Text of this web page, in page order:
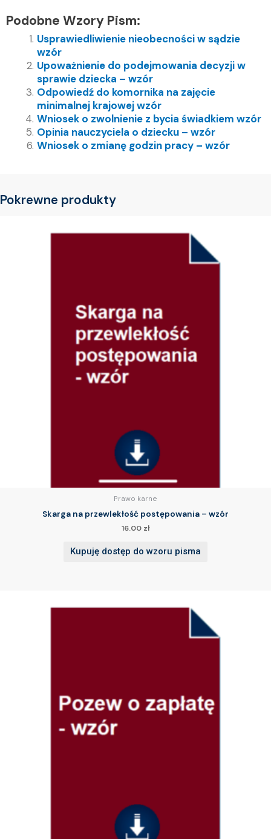
Podobne Wzory Pism:
Usprawiedliwienie nieobecności w sądzie
wzór
Upoważnienie do podejmowania decyzji w
sprawie dziecka – wzór
Odpowiedź do komornika na zajęcie
minimalnej krajowej wzór
Wniosek o zwolnienie z bycia świadkiem wzór
Opinia nauczyciela o dziecku – wzór
Wniosek o zmianę godzin pracy – wzór
Pokrewne produkty
Prawo karne
Skarga na przewlekłość postępowania – wzór
16.00 zł
Kupuję dostęp do wzoru pisma